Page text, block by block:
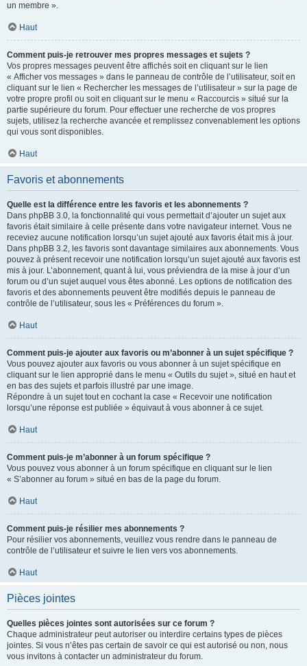
un membre ».
Haut
Comment puis-je retrouver mes propres messages et sujets ?
Vos propres messages peuvent être affichés soit en cliquant sur le lien
« Afficher vos messages » dans le panneau de contrôle de l’utilisateur, soit en
cliquant sur le lien « Rechercher les messages de l’utilisateur » sur la page de
votre propre profil ou soit en cliquant sur le menu « Raccourcis » situé sur la
partie supérieure du forum. Pour effectuer une recherche de vos propres
sujets, utilisez la recherche avancée et remplissez convenablement les options
qui vous sont disponibles.
Haut
Favoris et abonnements
Quelle est la différence entre les favoris et les abonnements ?
Dans phpBB 3.0, la fonctionnalité qui vous permettait d’ajouter un sujet aux
favoris était similaire à celle présente dans votre navigateur internet. Vous ne
receviez aucune notification lorsqu’un sujet ajouté aux favoris était mis à jour.
Dans phpBB 3.2, les favoris sont davantage similaires aux abonnements. Vous
pouvez à présent recevoir une notification lorsqu’un sujet ajouté aux favoris est
mis à jour. L’abonnement, quant à lui, vous préviendra de la mise à jour d’un
forum ou d’un sujet auquel vous êtes abonné. Les options de notification des
favoris et des abonnements peuvent être modifiés depuis le panneau de
contrôle de l’utilisateur, sous les « Préférences du forum ».
Haut
Comment puis-je ajouter aux favoris ou m’abonner à un sujet spécifique ?
Vous pouvez ajouter aux favoris ou vous abonner à un sujet spécifique en
cliquant sur le lien approprié dans le menu « Outils du sujet », situé en haut et
en bas des sujets et parfois illustré par une image.
Répondre à un sujet tout en cochant la case « Recevoir une notification
lorsqu’une réponse est publiée » équivaut à vous abonner à ce sujet.
Haut
Comment puis-je m’abonner à un forum spécifique ?
Vous pouvez vous abonner à un forum spécifique en cliquant sur le lien
« S’abonner au forum » situé en bas de la page du forum.
Haut
Comment puis-je résilier mes abonnements ?
Pour résilier vos abonnements, veuillez vous rendre dans le panneau de
contrôle de l’utilisateur et suivre le lien vers vos abonnements.
Haut
Pièces jointes
Quelles pièces jointes sont autorisées sur ce forum ?
Chaque administrateur peut autoriser ou interdire certains types de pièces
jointes. Si vous n’êtes pas certain de savoir ce qui est autorisé ou non, nous
vous invitons à contacter un administrateur du forum.